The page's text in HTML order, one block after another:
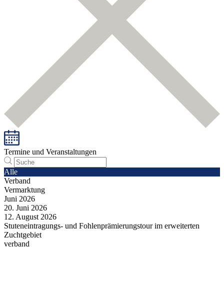
Termine und Veranstaltungen
Alle
Verband
Vermarktung
Juni 2026
20. Juni 2026
12. August 2026
Stuteneintragungs- und Fohlenprämierungstour im erweiterten
Zuchtgebiet
verband